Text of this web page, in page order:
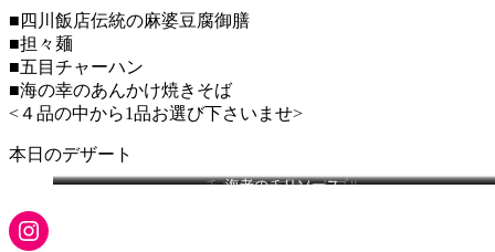
■四川飯店伝統の麻婆豆腐御膳
■担々麺
■五目チャーハン
■海の幸のあんかけ焼きそば
<４品の中から1品お選び下さいませ>
本日のデザート
チャイニーズオードブル
海老のチリソース
Instagram